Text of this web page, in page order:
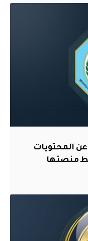
عن المحتويات
منصتها